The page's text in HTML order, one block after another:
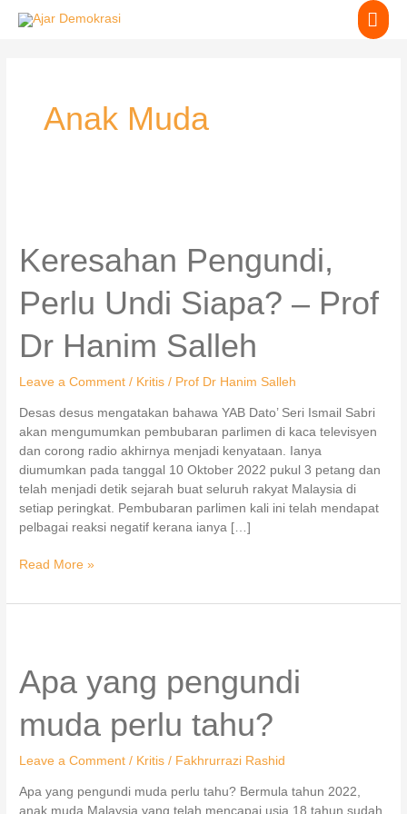
Anak Muda
Keresahan Pengundi,
Perlu Undi Siapa? – Prof
Dr Hanim Salleh
Leave a Comment / Kritis / Prof Dr Hanim Salleh
Desas desus mengatakan bahawa YAB Dato’ Seri Ismail Sabri
akan mengumumkan pembubaran parlimen di kaca televisyen
dan corong radio akhirnya menjadi kenyataan. Ianya
diumumkan pada tanggal 10 Oktober 2022 pukul 3 petang dan
telah menjadi detik sejarah buat seluruh rakyat Malaysia di
setiap peringkat. Pembubaran parlimen kali ini telah mendapat
pelbagai reaksi negatif kerana ianya […]
Perlu
Undi
–
Salleh
Read More »
Apa yang pengundi
muda perlu tahu?
Leave a Comment / Kritis / Fakhrurrazi Rashid
Apa yang pengundi muda perlu tahu? Bermula tahun 2022,
anak muda Malaysia yang telah mencapai usia 18 tahun sudah
pengundi
muda
tahu?